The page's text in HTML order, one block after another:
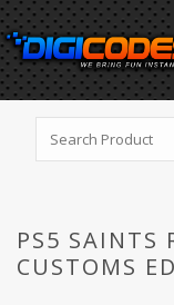
PS5 SAINTS
CUSTOMS